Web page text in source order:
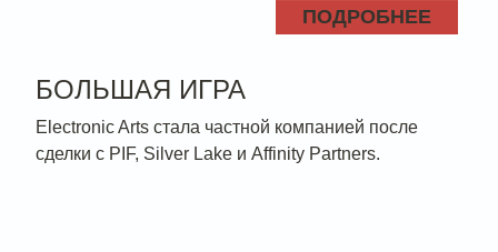
ПОДРОБНЕЕ
БОЛЬШАЯ ИГРА
Electronic Arts стала частной компанией после
сделки с PIF, Silver Lake и Affinity Partners.